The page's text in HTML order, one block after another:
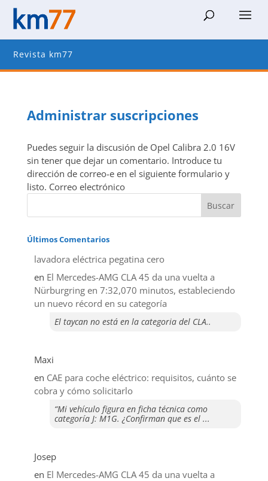
Revista km77
Administrar suscripciones
Puedes seguir la discusión de Opel Calibra 2.0 16V
sin tener que dejar un comentario. Introduce tu
dirección de correo-e en el siguiente formulario y
listo. Correo electrónico
Últimos Comentarios
lavadora eléctrica pegatina cero
en El Mercedes-AMG CLA 45 da una vuelta a
Nürburgring en 7:32,070 minutos, estableciendo
un nuevo récord en su categoría
El taycan no está en la categoria del CLA..
Maxi
en CAE para coche eléctrico: requisitos, cuánto se
cobra y cómo solicitarlo
“Mi vehículo figura en ficha técnica como
categoría J: M1G. ¿Confirman que es el ...
Josep
en El Mercedes-AMG CLA 45 da una vuelta a